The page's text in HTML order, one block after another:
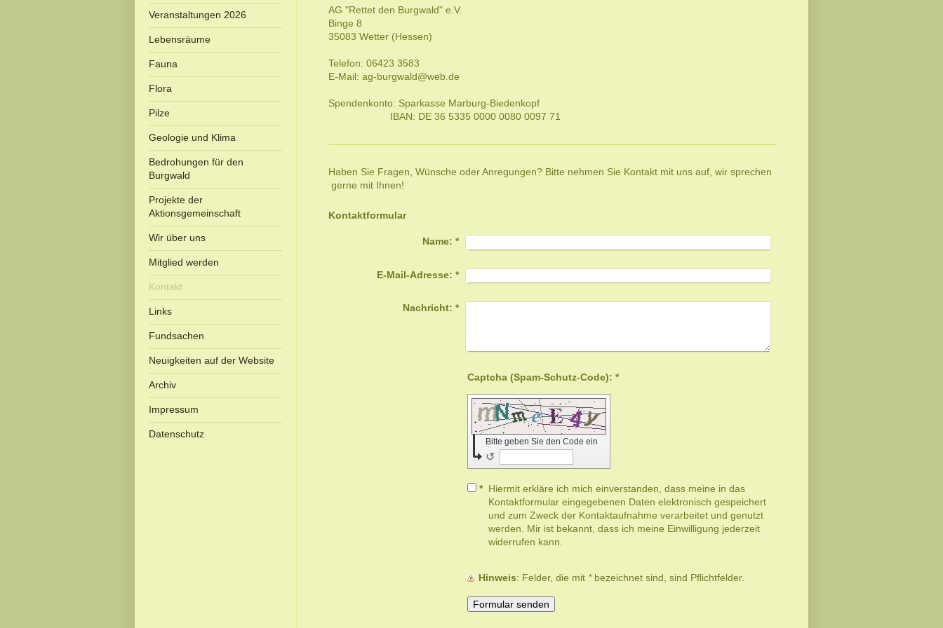
Veranstaltungen 2026
Lebensräume
Fauna
Flora
Pilze
Geologie und Klima
Bedrohungen für den
Burgwald
Projekte der
Aktionsgemeinschaft
Wir über uns
Mitglied werden
Kontakt
Links
Fundsachen
Neuigkeiten auf der Website
Archiv
Impressum
Datenschutz
AG "Rettet den Burgwald" e.V.
Binge 8
35083 Wetter (Hessen)
Telefon:06423 3583
E-Mail:ag-burgwald@web.de
Spendenkonto: Sparkasse Marburg-Biedenkopf
IBAN: DE 36 5335 0000 0080 0097 71
Haben Sie Fragen, Wünsche oder Anregungen? Bitte nehmen Sie Kontakt mit uns auf, wir sprechen
gerne mit Ihnen!
Kontaktformular
Name: *
E-Mail-Adresse: *
Nachricht: *
Captcha (Spam-Schutz-Code): *
Bitte geben Sie den Code ein
↺
* Hiermit erkläre ich mich einverstanden, dass meine in das
Kontaktformular eingegebenen Daten elektronisch gespeichert
und zum Zweck der Kontaktaufnahme verarbeitet und genutzt
werden. Mir ist bekannt, dass ich meine Einwilligung jederzeit
widerrufen kann.
Hinweis : Felder, die mit *bezeichnet sind, sind Pflichtfelder.